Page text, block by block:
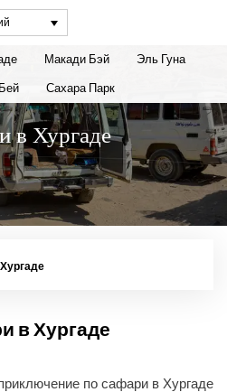
Макади Бэй
Эль Гуна
Сахара Парк
в Хургаде
в Хургаде
по сафари в Хургаде